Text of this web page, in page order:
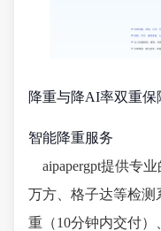
降重与降AI率双重保
智能降重服务
aipapergpt提供专
万方、格子达等检
重（10分钟内交付）